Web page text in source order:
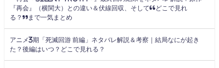
『再会』（横関大）との違い＆伏線回収、そして“どこで見れ
る？”まで一気まとめ
アニメ3期「死滅回游 前編」ネタバレ解説＆考察｜結局なにが起き
た？後編はいつ？どこで見れる？